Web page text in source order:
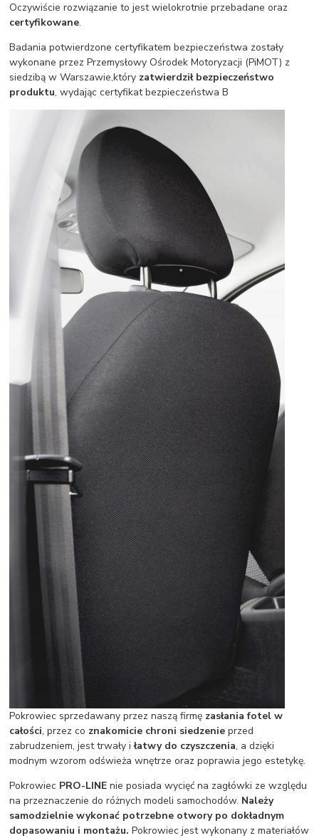
Oczywiście rozwiązanie to jest wielokrotnie przebadane oraz
certyfikowane.
Badania potwierdzone certyfikatem bezpieczeństwa zostały
wykonane przez Przemysłowy Ośrodek Motoryzacji (PiMOT) z
siedzibą w Warszawie,który zatwierdził bezpieczeństwo
produktu, wydając certyfikat bezpieczeństwa B
Pokrowiec sprzedawany przez naszą firmę zasłania fotel w
całości, przez co znakomicie chroni siedzenie przed
zabrudzeniem, jest trwały iłatwy do czyszczenia, a dzięki
modnym wzorom odświeża wnętrze oraz poprawia jego estetykę.
Pokrowiec PRO-LINE nie posiada wycięć na zagłówki ze względu
na przeznaczenie do różnych modeli samochodów. Należy
samodzielnie wykonać potrzebne otwory po dokładnym
dopasowaniu i montażu. Pokrowiec jest wykonany z materiałów